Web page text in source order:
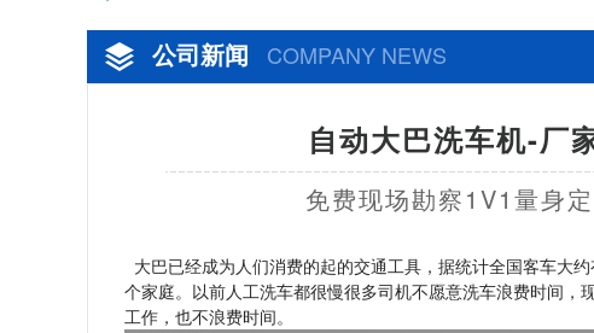
公司新闻 COMPANY NEWS
自动大巴洗车机-厂
免费现场勘察1V1量身
大巴已经成为人们消费的起的交通工具，据统计全国客车大
个家庭。以前人工洗车都很慢很多司机不愿意洗车浪费时间，
工作，也不浪费时间。